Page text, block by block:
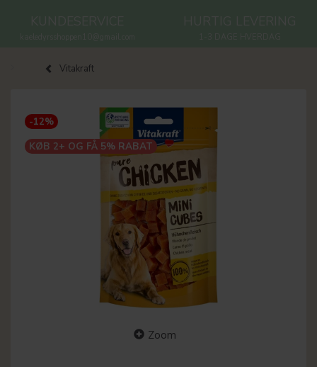
Vitakraft
-12%
KØB 2+ OG FÅ 5% RABAT
Zoom